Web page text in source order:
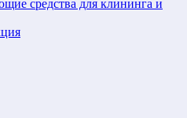
средства для клининга и